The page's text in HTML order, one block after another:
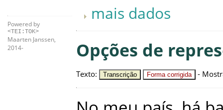
Powered by
<TEI:TOK>
Maarten Janssen,
2014-
mais dados
Opções de
Texto: Transcrição Forma corrigida -